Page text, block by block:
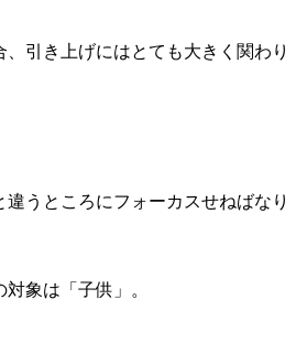
、引き上げにはとても大きく関わり
うところにフォーカスせねばなり
象は「子供」。